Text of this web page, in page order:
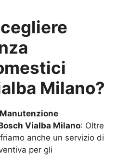
Milano?
Vialba Milano: Oltre
anche un servizio di
per gli